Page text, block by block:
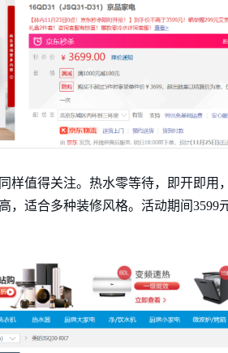
样值得关注。热水零等待，即开即
，适合多种装修风格。活动期间3599